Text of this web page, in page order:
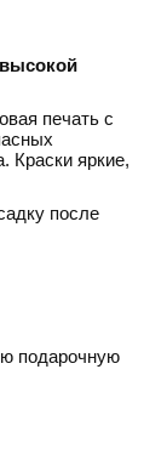
печать с
Краски яркие,
после
подарочную